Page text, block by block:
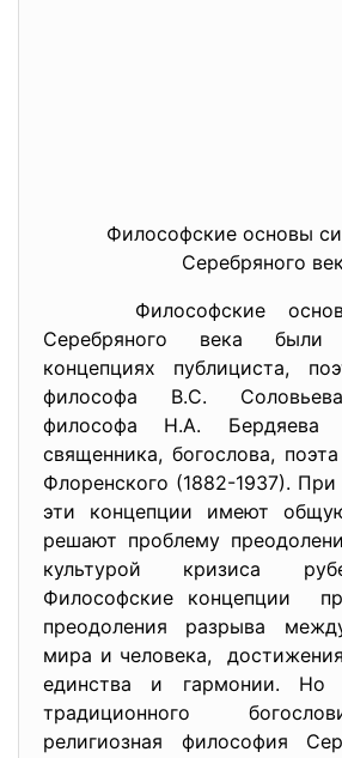
Философские основы
Серебряного
Философские основы
Серебряного века
концепциях публициста,
философа В.С.
философа Н.А. Бердяева
священника, богослова,
Флоренского (1882-1937). При
эти концепции имеют
решают проблему
культурой кризиса
Философские концепции
преодоления разрыва
мира и человека,
единства и гармонии. Но
традиционного
религиозная философия